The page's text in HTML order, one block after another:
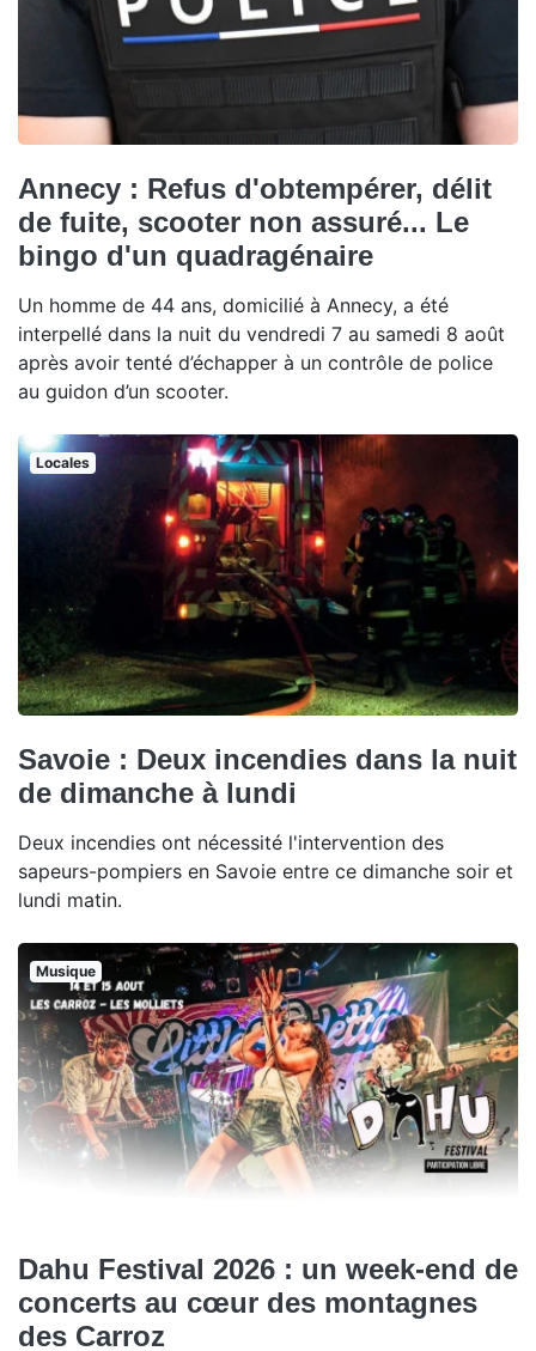
Annecy : Refus d'obtempérer, délit
de fuite, scooter non assuré... Le
bingo d'un quadragénaire
Un homme de 44 ans, domicilié à Annecy, a été
interpellé dans la nuit du vendredi 7 au samedi 8 août
après avoir tenté d’échapper à un contrôle de police
au guidon d’un scooter.
Locales
Savoie : Deux incendies dans la nuit
de dimanche à lundi
Deux incendies ont nécessité l'intervention des
sapeurs-pompiers en Savoie entre ce dimanche soir et
lundi matin.
Musique
Dahu Festival 2026 : un week-end de
concerts au cœur des montagnes
des Carroz